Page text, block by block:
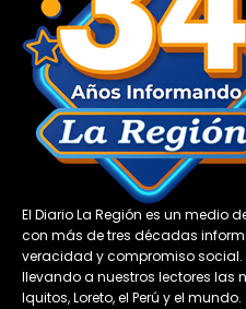
El Diario La Región es un medio
con más de tres décadas
veracidad y compromiso social.
llevando a nuestros lectores las
Iquitos, Loreto, el Perú y el mundo.